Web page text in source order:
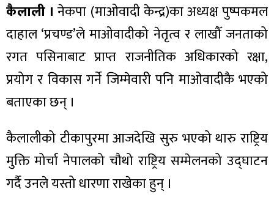
कैलाली । नेकपा (माओवादी केन्द्र)का अध्यक्ष पुष्पकमल
दाहाल ‘प्रचण्ड’ले माओवादीको नेतृत्व र लाखौँ जनताको
रगत पसिनाबाट प्राप्त राजनीतिक अधिकारको रक्षा,
प्रयोग र विकास गर्ने जिम्मेवारी पनि माओवादीकै भएको
बताएका छन् ।
कैलालीको टीकापुरमा आजदेखि सुरु भएको थारु राष्ट्रिय
मुक्ति मोर्चा नेपालको चौथो राष्ट्रिय सम्मेलनको उद्घाटन
गर्दै उनले यस्तो धारणा राखेका हुन् ।